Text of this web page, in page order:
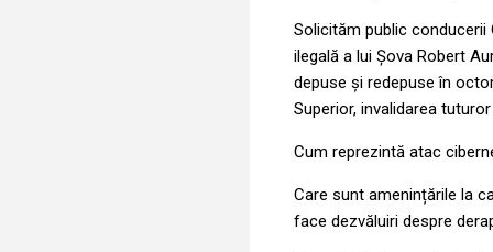
Solicităm public conducerii
ilegală a lui Șova Robert
depuse și redepuse în
Superior, invalidarea
Cum reprezintă atac
Care sunt amenințările la
face dezvăluiri despre